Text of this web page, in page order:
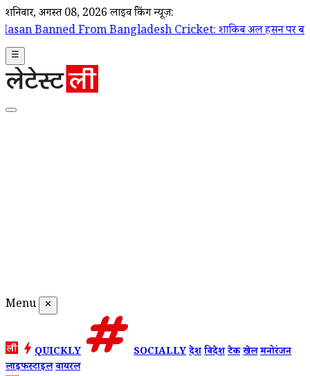
शनिवार, अगस्त 08, 2026 लाइव ब्रेकिंग न्यूज़:
Bangladesh Cricket: शाकिब अल हसन पर बांग्लादेश क्रिकेट टीम के
☰
Menu ✕
QUICKLY SOCIALLYदेशविदेशटेकखेलमनोरंजन
लाइफस्टाइलवायरल